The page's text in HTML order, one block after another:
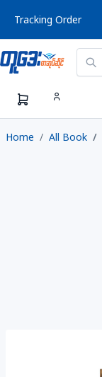
Tracking Order
Home All Book